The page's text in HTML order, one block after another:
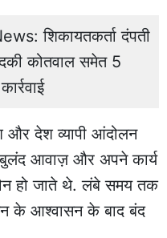
शिकायतकर्ता दंपती
कोतवाल समेत 5
और देश व्यापी आंदोलन
आवाज़ और अपने कार्य
हो जाते थे. लंबे समय तक
के आश्वासन के बाद बंद